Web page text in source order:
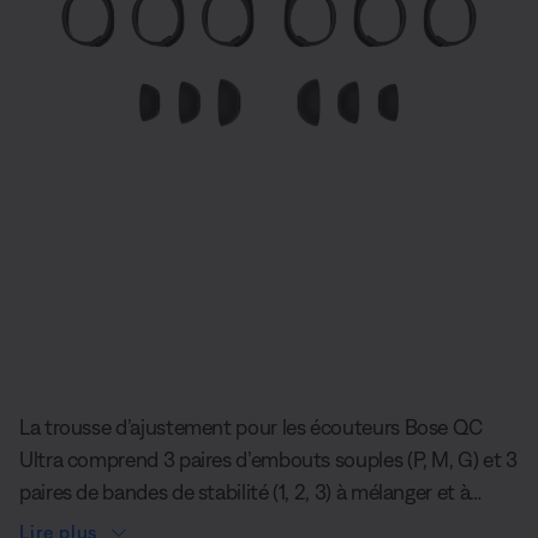
La trousse d’ajustement pour les écouteurs Bose QC
Ultra comprend 3 paires d’embouts souples (P, M, G) et 3
paires de bandes de stabilité (1, 2, 3) à mélanger et à
assortir pour trouver l’ajustement idéal. Les embouts
Lire plus